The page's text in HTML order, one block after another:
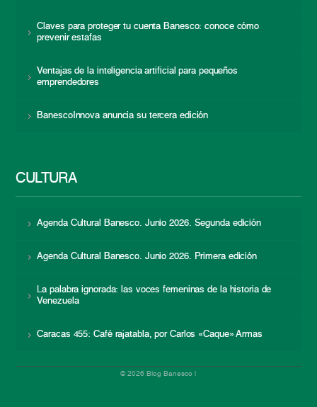
Claves para proteger tu cuenta Banesco: conoce cómo
prevenir estafas
Ventajas de la inteligencia artificial para pequeños
emprendedores
BanescoInnova anuncia su tercera edición
CULTURA
Agenda Cultural Banesco. Junio 2026. Segunda edición
Agenda Cultural Banesco. Junio 2026. Primera edición
La palabra ignorada: las voces femeninas de la historia de
Venezuela
Caracas 455: Café rajatabla, por Carlos «Caque» Armas
© 2026 Blog Banesco |